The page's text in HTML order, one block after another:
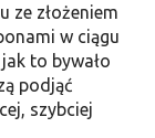
ze złożeniem
w ciągu
to bywało
podjąć
szybciej